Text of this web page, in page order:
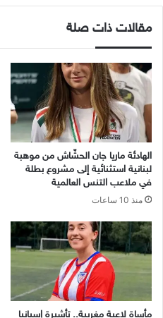
مقالات ذات صلة
الهادئة ماريا جان الحشّاش من موهبة
لبنانية استثنائية إلى مشروع بطلة
في ملاعب التنس العالمية
منذ 10 ساعات
مأساة لاعبة مغربية.. تأشيرة إسبانيا